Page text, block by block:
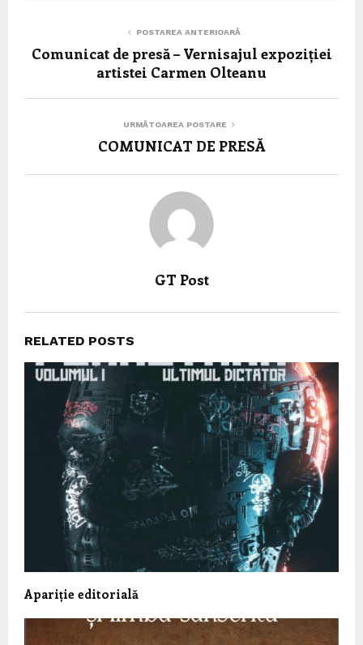
POSTAREA ANTERIOARĂ
Comunicat de presă – Vernisajul expoziției
artistei Carmen Olteanu
URMĂTOAREA POSTARE
COMUNICAT DE PRESĂ
GT Post
RELATED POSTS
Apariție editorială